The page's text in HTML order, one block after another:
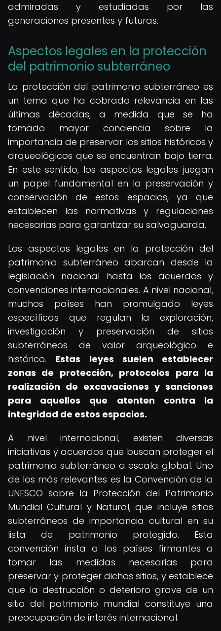
admiradas y estudiadas por las
generaciones presentes y futuras.
Aspectos legales en la protección
del patrimonio subterráneo
La protección del patrimonio subterráneo es
un tema que ha cobrado relevancia en las
últimas décadas, a medida que se ha
tomado mayor conciencia sobre la
importancia de preservar los sitios históricos y
arqueológicos que se encuentran bajo tierra.
En este sentido, los aspectos legales juegan
un papel fundamental en la preservación y
conservación de estos espacios, ya que
establecen las normativas y regulaciones
necesarias para garantizar su salvaguarda.
Los aspectos legales en la protección del
patrimonio subterráneo abarcan desde la
legislación nacional hasta los acuerdos y
convenciones internacionales. A nivel nacional,
muchos países han promulgado leyes
específicas que regulan la exploración,
investigación y preservación de sitios
subterráneos de valor arqueológico e
histórico. Estas leyes suelen establecer
zonas de protección, protocolos para la
realización de excavaciones y sanciones
para aquellos que atenten contra la
integridad de estos espacios.
A nivel internacional, existen diversas
iniciativas y acuerdos que buscan proteger el
patrimonio subterráneo a escala global. Uno
de los más relevantes es la Convención de la
UNESCO sobre la Protección del Patrimonio
Mundial Cultural y Natural, que incluye sitios
subterráneos de importancia cultural en su
lista de patrimonio protegido. Esta
convención insta a los países firmantes a
tomar las medidas necesarias para
preservar y proteger dichos sitios, y establece
que la destrucción o deterioro grave de un
sitio del patrimonio mundial constituye una
preocupación de interés internacional.